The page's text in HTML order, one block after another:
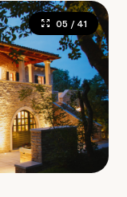
05 / 41